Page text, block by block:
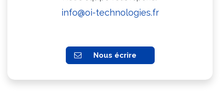
info@oi-technologies.fr
Nous écrire